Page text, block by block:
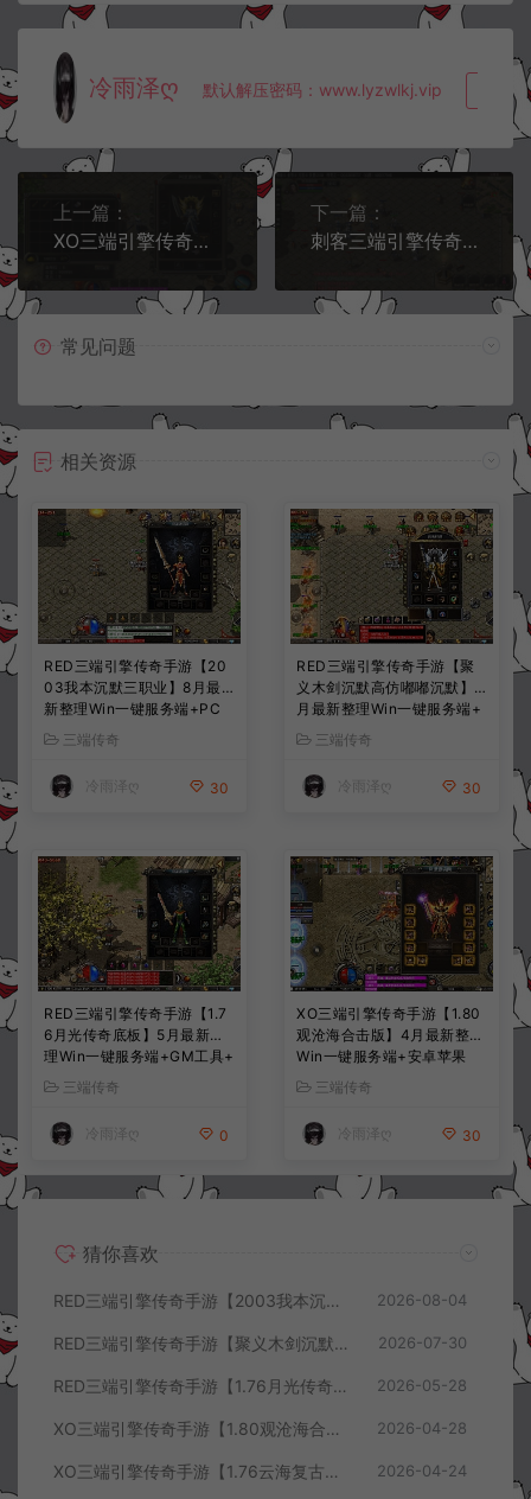
冷雨泽ღ 默认解压密码：www.lyzwlkj.vip 复
上一篇：
XO三端引擎传奇手游【1.76霸业金币复古】2月最新整理Win一键服务端+微端资源+PC安卓苹果+详细搭建教程
下一篇：
刺客三端引擎传奇手游【飞龙在天金币版】5月最新整理Win一键复古服务端+复刻端游经典地图+安卓PC双端+详细搭建教程+视频教程
常见问题
相关资源
RED三端引擎传奇手游【20
03我本沉默三职业】8月最
新整理Win一键服务端+PC
安卓+详细搭建教程
三端传奇
冷雨泽ღ 30
RED三端引擎传奇手游【聚
义木剑沉默高仿嘟嘟沉默】7
月最新整理Win一键服务端+
PC安卓苹果+详细搭建教程
三端传奇
冷雨泽ღ 30
RED三端引擎传奇手游【1.7
6月光传奇底板】5月最新整
理Win一键服务端+GM工具+
PC安卓苹果+详细搭建教程
三端传奇
冷雨泽ღ 0
XO三端引擎传奇手游【1.80
观沧海合击版】4月最新整理
Win一键服务端+安卓苹果
+详细搭建教程
三端传奇
冷雨泽ღ 30
猜你喜欢
RED三端引擎传奇手游【2003我本沉默三职业】8月最新整理Win一键服务端+PC安卓+详细搭建教程 2026-08-04
RED三端引擎传奇手游【聚义木剑沉默高仿嘟嘟沉默】7月最新整理Win一键服务端+PC安卓苹果+详细搭建教程 2026-07-30
RED三端引擎传奇手游【1.76月光传奇底板】5月最新整理Win一键服务端+GM工具+PC安卓苹果+详细搭建教程 2026-05-28
XO三端引擎传奇手游【1.80观沧海合击版】4月最新整理Win一键服务端+安卓苹果+详细搭建教程 2026-04-28
XO三端引擎传奇手游【1.76云海复古传奇】4月最新整理Win一键服务端+PC安卓苹果+详细搭建教程+视频教程 2026-04-24